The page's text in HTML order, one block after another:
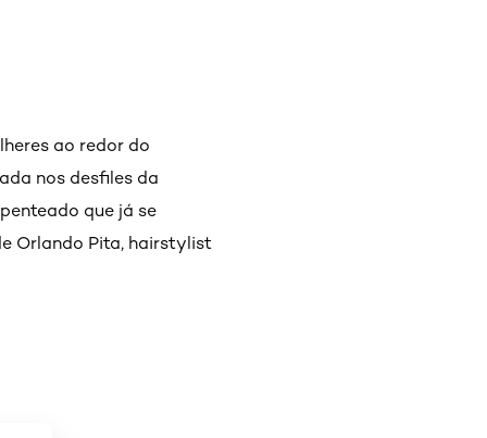
ao redor do
nos desfiles da
que já se
Orlando Pita, hairstylist